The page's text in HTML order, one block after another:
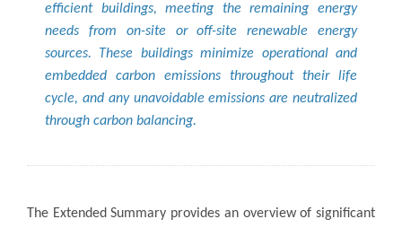
efficient buildings, meeting the remaining energy
needs from on-site or off-site renewable energy
sources. These buildings minimize operational and
embedded carbon emissions throughout their life
cycle, and any unavoidable emissions are neutralized
through carbon balancing.
The Extended Summary provides an overview of significant